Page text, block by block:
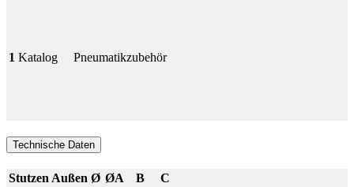
1 Katalog Pneumatikzubehör
Technische Daten
Stutzen Außen Ø ØA B
C